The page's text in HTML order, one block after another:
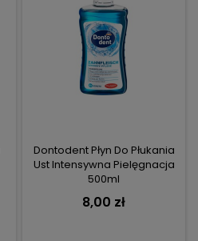
Dontodent Płyn Do Płukania
Ust Intensywna Pielęgnacja
500ml
8,00 zł